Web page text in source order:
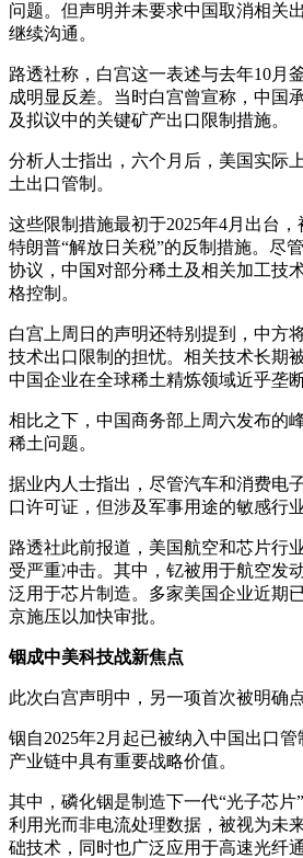
问题。但声明并未要求中国取消相关
继续沟通。
路透社称，白宫这一表述与去年10月
成明显反差。当时白宫曾宣称，中国
及拟议中的关键矿产出口限制措施。
分析人士指出，六个月后，美国实际
土出口管制。
这些限制措施最初于2025年4月出台
特朗普“解放日关税”的反制措施。尽
协议，中国对部分稀土及相关加工技
格控制。
白宫上周日的声明还特别提到，中方
技术出口限制的担忧。相关技术长期
中国企业在全球稀土精炼领域近乎垄
相比之下，中国商务部上周六发布的
稀土问题。
据业内人士指出，尽管汽车和消费电
口许可证，但涉及军事用途的敏感行
路透社此前报道，美国航空和芯片行
受严重冲击。其中，钇被用于航空发
泛用于芯片制造。多家美国企业近期
京施压以加快审批。
铟成中美科技战新焦点
此次白宫声明中，另一项首次被明确
铟自2025年2月起已被纳入中国出口
产业链中具有重要战略价值。
其中，磷化铟是制造下一代“光子芯
利用光而非电流处理数据，被视为未
础技术，同时也广泛应用于高速光纤